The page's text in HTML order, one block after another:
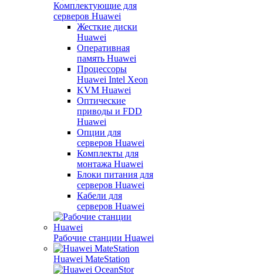
Комплектующие для
серверов Huawei
Жесткие диски
Huawei
Оперативная
память Huawei
Процессоры
Huawei Intel Xeon
KVM Huawei
Оптические
приводы и FDD
Huawei
Опции для
серверов Huawei
Комплекты для
монтажа Huawei
Блоки питания для
серверов Huawei
Кабели для
серверов Huawei
Рабочие станции Huawei
Huawei MateStation